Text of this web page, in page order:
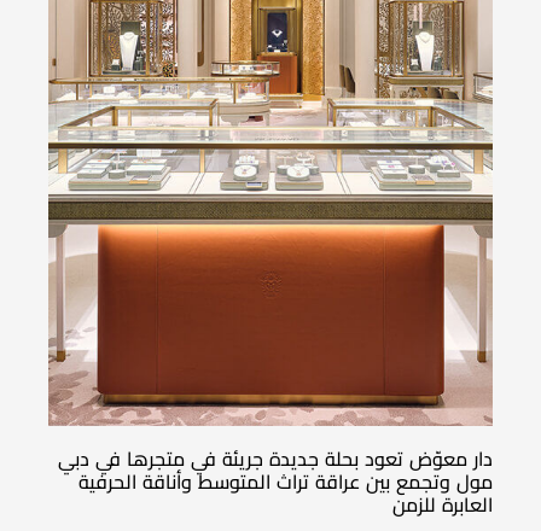
دار معوّض تعود بحلة جديدة جريئة في متجرها في دبي
مول وتجمع بين عراقة تراث المتوسط وأناقة الحرفية
العابرة للزمن